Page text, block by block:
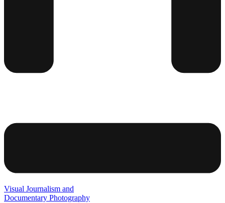
Visual Journalism and
Documentary Photography